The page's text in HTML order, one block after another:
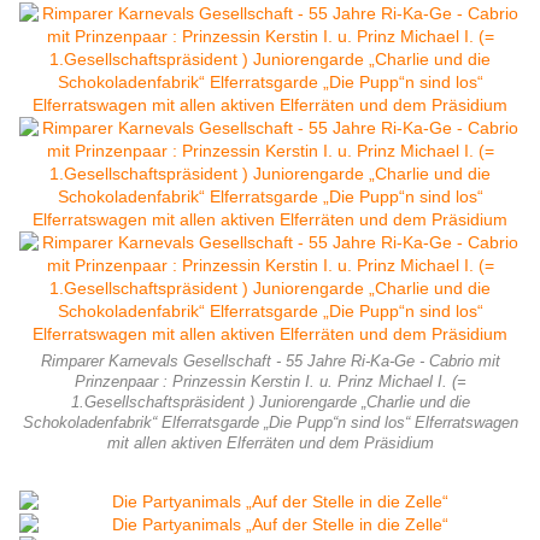
Rimparer Karnevals Gesellschaft - 55 Jahre Ri-Ka-Ge - Cabrio mit
Prinzenpaar : Prinzessin Kerstin I. u. Prinz Michael I. (=
1.Gesellschaftspräsident ) Juniorengarde „Charlie und die
Schokoladenfabrik“ Elferratsgarde „Die Pupp“n sind los“ Elferratswagen
mit allen aktiven Elferräten und dem Präsidium